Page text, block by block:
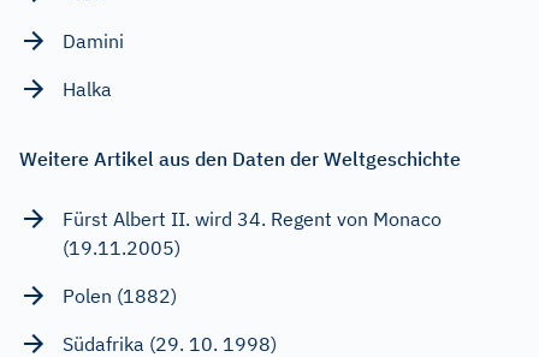
Damini
Halka
Weitere Artikel aus den Daten der Weltgeschichte
Fürst Albert II. wird 34. Regent von Monaco
(19.11.2005)
Polen (1882)
Südafrika (29. 10. 1998)